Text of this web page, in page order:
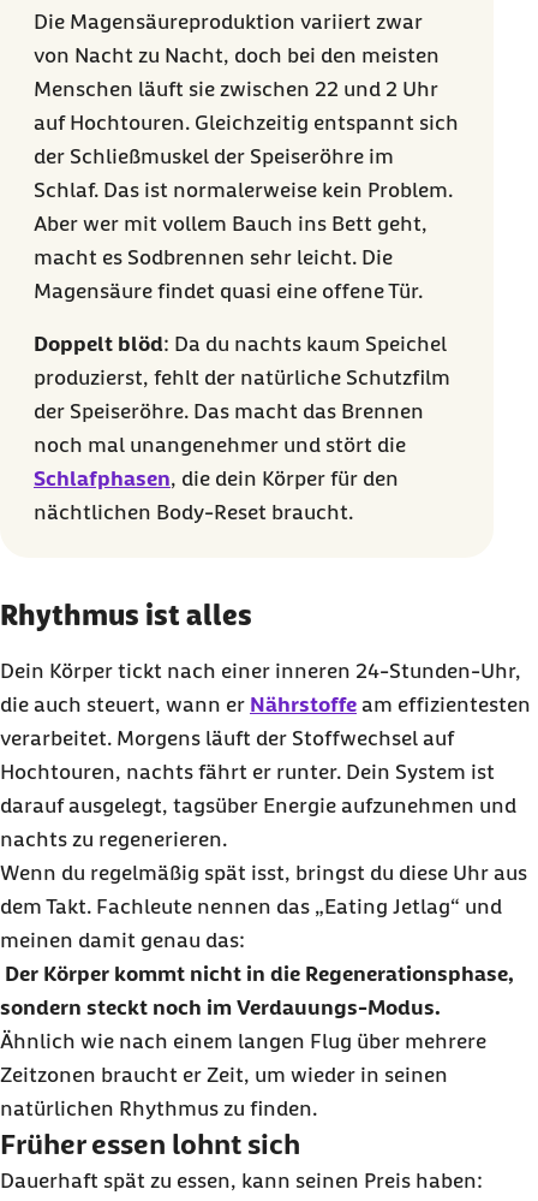
Die Magensäureproduktion variiert zwar
von Nacht zu Nacht, doch bei den meisten
Menschen läuft sie zwischen 22 und 2 Uhr
auf Hochtouren. Gleichzeitig entspannt sich
der Schließmuskel der Speiseröhre im
Schlaf. Das ist normalerweise kein Problem.
Aber wer mit vollem Bauch ins Bett geht,
macht es Sodbrennen sehr leicht. Die
Magensäure findet quasi eine offene Tür.
Doppelt blöd: Da du nachts kaum Speichel
produzierst, fehlt der natürliche Schutzfilm
der Speiseröhre. Das macht das Brennen
noch mal unangenehmer und stört die
Schlafphasen, die dein Körper für den
nächtlichen Body-Reset braucht.
Rhythmus ist alles
Dein Körper tickt nach einer inneren 24-Stunden-Uhr,
die auch steuert, wann er Nährstoffe am effizientesten
verarbeitet. Morgens läuft der Stoffwechsel auf
Hochtouren, nachts fährt er runter. Dein System ist
darauf ausgelegt, tagsüber Energie aufzunehmen und
nachts zu regenerieren.
Wenn du regelmäßig spät isst, bringst du diese Uhr aus
dem Takt. Fachleute nennen das „Eating Jetlag“ und
meinen damit genau das:
Der Körper kommt nicht in die Regenerationsphase,
sondern steckt noch im Verdauungs-Modus.
Ähnlich wie nach einem langen Flug über mehrere
Zeitzonen braucht er Zeit, um wieder in seinen
natürlichen Rhythmus zu finden.
Früher essen lohnt sich
Dauerhaft spät zu essen, kann seinen Preis haben: